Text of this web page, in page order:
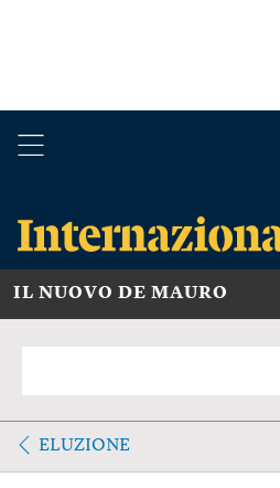
IL NUOVO DE MAURO
ELUZIONE